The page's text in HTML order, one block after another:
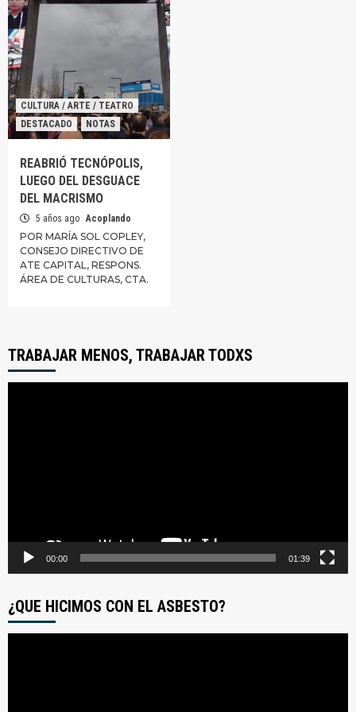
CULTURA / ARTE / TEATRO
DESTACADO
NOTAS
REABRIÓ TECNÓPOLIS,
LUEGO DEL DESGUACE
DEL MACRISMO
5 años ago Acoplando
POR MARÍA SOL COPLEY,
CONSEJO DIRECTIVO DE
ATE CAPITAL, RESPONS.
ÁREA DE CULTURAS, CTA.
TRABAJAR MENOS, TRABAJAR TODXS
00:00 01:39
¿QUE HICIMOS CON EL ASBESTO?